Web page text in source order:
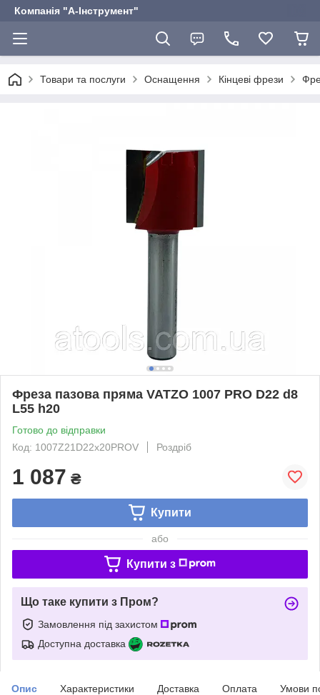
Компанія "А-Інструмент"
Товари та послуги Оснащення Кінцеві фрези
Фреза пазова пряма VATZO 1007 PRO D22 d8
L55 h20
Готово до відправки
Код: 1007Z21D22x20PROV
Роздріб
1 087 ₴
Купити
або
Купити з
Що таке купити з Пром?
Замовлення під захистом
Доступна доставка
Опис Характеристики Доставка Оплата Умови